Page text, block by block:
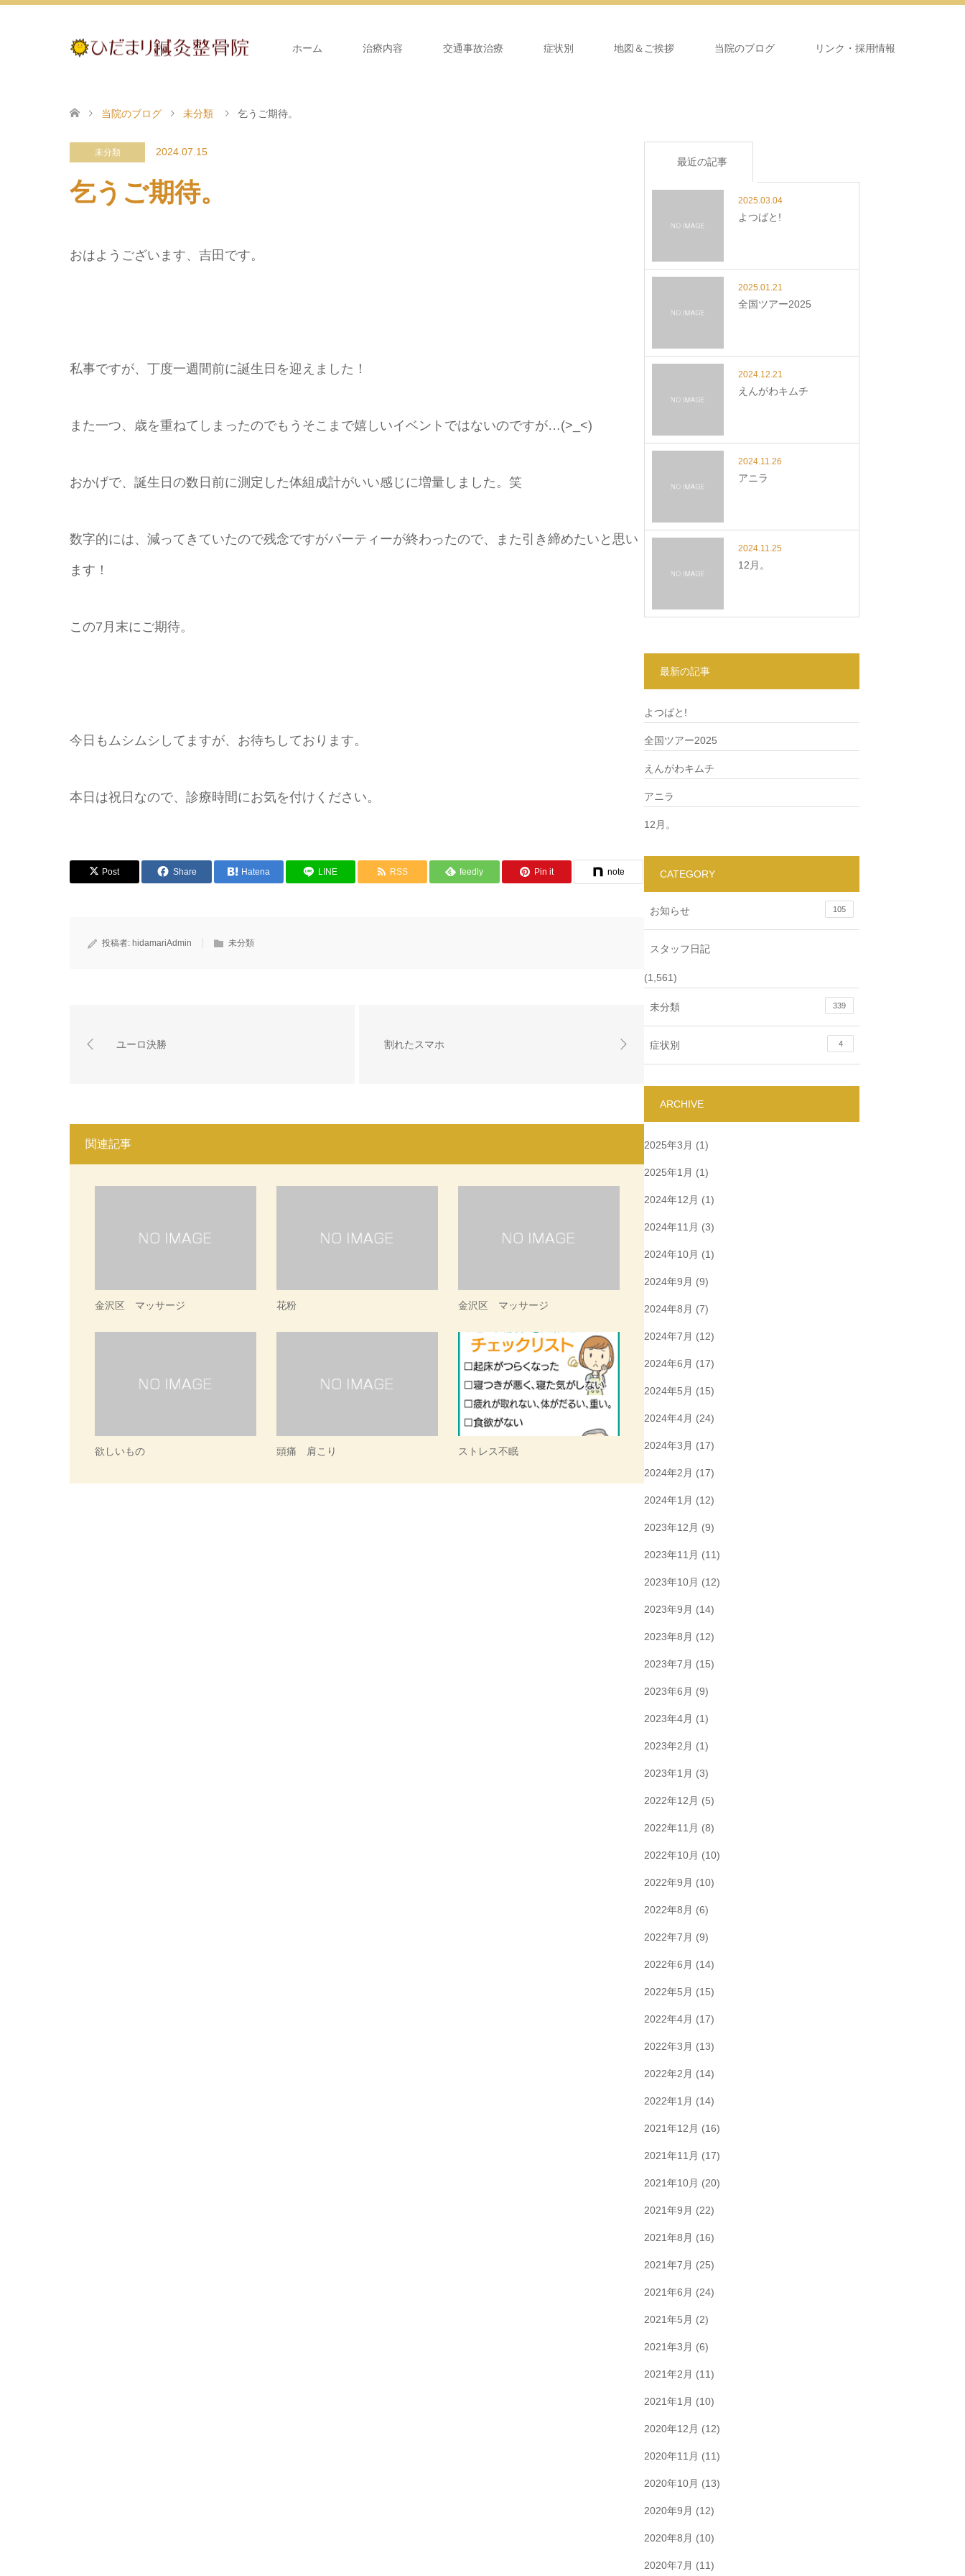
ホーム 治療内容 交通事故治療 症状別 地図＆ご挨拶 当院のブログ リンク・採用情報
当院のブログ 未分類 乞うご期待。
未分類 2024.07.15
乞うご期待。
おはようございます、吉田です。
私事ですが、丁度一週間前に誕生日を迎えました！
また一つ、歳を重ねてしまったのでもうそこまで嬉しいイベントではないのですが…(>_<)
おかげで、誕生日の数日前に測定した体組成計がいい感じに増量しました。笑
数字的には、減ってきていたので残念ですがパーティーが終わったので、また引き締めたいと思い
ます！
この7月末にご期待。
今日もムシムシしてますが、お待ちしております。
本日は祝日なので、診療時間にお気を付けください。
Post Share Hatena LINE RSS feedly Pin it note
投稿者: hidamariAdmin 未分類
ユーロ決勝 割れたスマホ
関連記事
金沢区 マッサージ 花粉 金沢区 マッサージ
欲しいもの 頭痛 肩こり ストレス不眠
最近の記事
2025.03.04
よつばと!
2025.01.21
全国ツアー2025
2024.12.21
えんがわキムチ
2024.11.26
アニラ
2024.11.25
12月。
最新の記事
よつばと!
全国ツアー2025
えんがわキムチ
アニラ
12月。
CATEGORY
お知らせ 105
スタッフ日記
(1,561)
未分類 339
症状別 4
ARCHIVE
2025年3月 (1)
2025年1月 (1)
2024年12月 (1)
2024年11月 (3)
2024年10月 (1)
2024年9月 (9)
2024年8月 (7)
2024年7月 (12)
2024年6月 (17)
2024年5月 (15)
2024年4月 (24)
2024年3月 (17)
2024年2月 (17)
2024年1月 (12)
2023年12月 (9)
2023年11月 (11)
2023年10月 (12)
2023年9月 (14)
2023年8月 (12)
2023年7月 (15)
2023年6月 (9)
2023年4月 (1)
2023年2月 (1)
2023年1月 (3)
2022年12月 (5)
2022年11月 (8)
2022年10月 (10)
2022年9月 (10)
2022年8月 (6)
2022年7月 (9)
2022年6月 (14)
2022年5月 (15)
2022年4月 (17)
2022年3月 (13)
2022年2月 (14)
2022年1月 (14)
2021年12月 (16)
2021年11月 (17)
2021年10月 (20)
2021年9月 (22)
2021年8月 (16)
2021年7月 (25)
2021年6月 (24)
2021年5月 (2)
2021年3月 (6)
2021年2月 (11)
2021年1月 (10)
2020年12月 (12)
2020年11月 (11)
2020年10月 (13)
2020年9月 (12)
2020年8月 (10)
2020年7月 (11)